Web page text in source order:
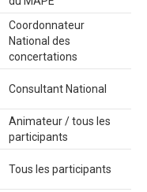
Coordonnateur
National des
concertations
Consultant National
Animateur / tous les
participants
Tous les participants